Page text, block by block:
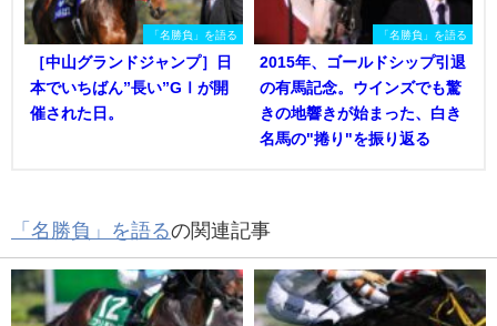
「名勝負」を語る
［中山グランドジャンプ］日
本でいちばん”長い”GⅠが開
催された日。
「名勝負」を語る
2015年、ゴールドシップ引退
の有馬記念。ウインズでも驚
きの地響きが始まった、白き
名馬の"捲り"を振り返る
「名勝負」を語るの関連記事